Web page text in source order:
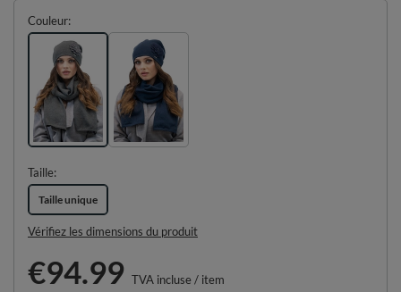
Couleur
Taille
Taille unique
Vérifiez les dimensions du produit
€94.99 TVA incluse/ item